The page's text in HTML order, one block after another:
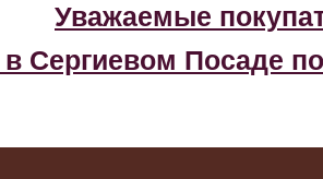
Уважаемые
Сергиевом Посаде